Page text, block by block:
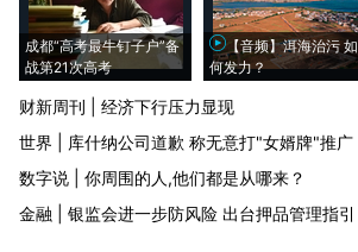
成都“高考最牛钉子户”备
战第21次高考
【音频】洱海治污 如
何发力？
财新周刊
经济下行压力显现
世界
库什纳公司道歉 称无意打"女婿牌"推广
数字说
你周围的人,他们都是从哪来？
金融
银监会进一步防风险 出台押品管理指引